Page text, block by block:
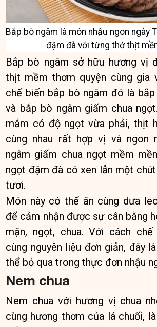
Bắp bò ngâm là món nhậu ngon ngày
đậm đà với từng thớ thịt
Bắp bò ngâm sở hữu hương vị
thịt mềm thơm quyện cùng gia
chế biến bắp bò ngâm đó là
và bắp bò ngâm giấm chua
mắm có độ ngọt vừa phải, thịt
cùng nhau rất hợp vị và ngon
ngâm giấm chua ngọt mềm
ngọt đậm đà có xen lẫn một
tươi.
Món này có thể ăn cùng dưa
để cảm nhận được sự cân bằng
mặn, ngọt, chua. Với cách
cùng nguyên liệu đơn giản, đây
thể bỏ qua trong thực đơn nhậu
Nem chua
Nem chua với hương vị chua
cùng hương thơm của lá chuối,